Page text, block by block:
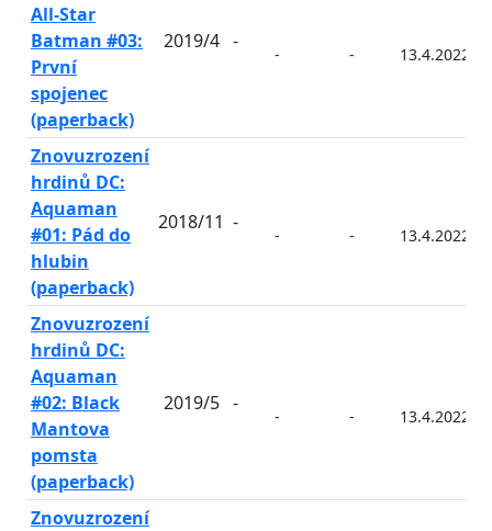
All-Star
Batman #03:
První
spojenec
(paperback)
2019/4 -
- - 13.4.2022
Znovuzrození
hrdinů DC:
Aquaman
#01: Pád do
hlubin
(paperback)
2018/11 -
- - 13.4.2022
Znovuzrození
hrdinů DC:
Aquaman
#02: Black
Mantova
pomsta
(paperback)
2019/5 -
- - 13.4.2022
Znovuzrození